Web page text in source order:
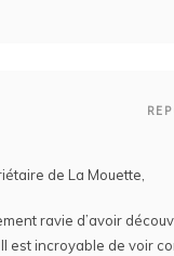
de La Mouette,
ravie d’avoir
est incroyable de voir